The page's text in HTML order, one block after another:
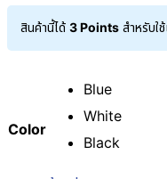
สินค้านี้ได้ 3 Points สำหรับใ
Color
Blue
White
Black